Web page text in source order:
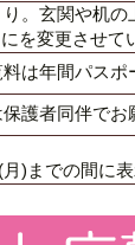
。玄関や机の
を変更させて
は年間パスポ
護者同伴でお
)までの間に